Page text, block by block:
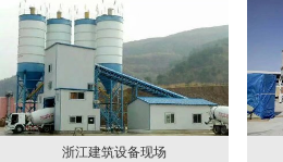
墨西哥制粉现场